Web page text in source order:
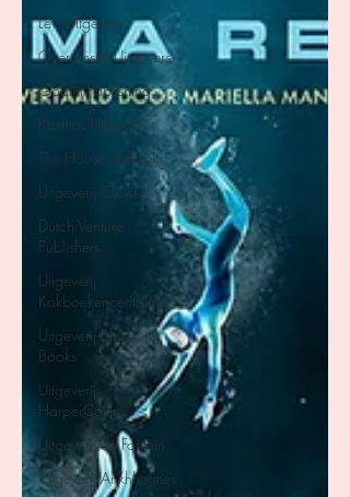
Lev. Uitgevers
Overamstel Uitgevers
Godijn Publishing
Kosmos Uitgevers
The House of Books
Uitgeverij Clavis
Dutch Venture
Publishers
Uitgeverij
Kokboekencentrum
Uitgeverij Blossom
Books
Uitgeverij
HarperCollins
Uitgeverij de Fontein
Uitgeverij Ankhhermes